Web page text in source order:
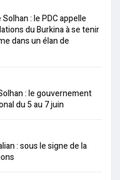
: le PDC appelle
du Burkina à se tenir
dans un élan de
: le gouvernement
du 5 au 7 juin
: sous le signe de la